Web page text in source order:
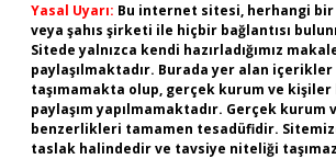
Yasal Uyarı: Bu internet sitesi, herhangi
veya şahıs şirketi ile hiçbir bağlantısı
Sitede yalnızca kendi hazırladığımız
paylaşılmaktadır. Burada yer alan
taşımamakta olup, gerçek kurum ve kişiler
paylaşım yapılmamaktadır. Gerçek kurum
benzerlikleri tamamen tesadüfidir.
taslak halindedir ve tavsiye niteliği